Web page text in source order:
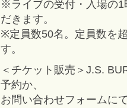
※ライブの受付・入場の1
だきます。
※定員数50名。定員数を
す。
＜チケット販売＞J.S.
予約か、
お問い合わせフォームに